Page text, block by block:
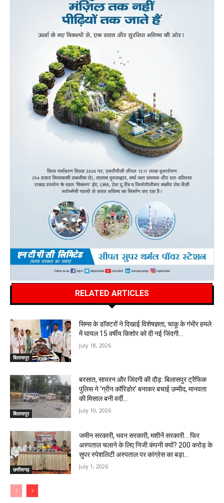
RELATED ARTICLES
बिलासपुर
सिम्स के डॉक्टरों ने दिखाई विशेषज्ञता, चाकू के गंभीर हमले
में घायल 15 वर्षीय किशोर को दी नई जिंदगी…
July 18, 2026
बिलासपुर
बरसात, सायरन और जिंदगी की दौड़: बिलासपुर ट्रैफिक
पुलिस ने ‘ग्रीन कॉरिडोर’ बनाकर बचाई उम्मीद, मानवता
की मिसाल बनी वर्दी…
July 10, 2026
छत्तीसगढ़
जमीन सरकारी, भवन सरकारी, मशीनें सरकारी… फिर
अस्पताल चलाने के लिए निजी कंपनी क्यों? 200 करोड़ के
सुपर स्पेशलिटी अस्पताल पर कांग्रेस का बड़ा...
July 1, 2026